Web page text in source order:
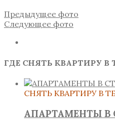
Предыдущее фото
Следующее фото
ГДЕ СНЯТЬ КВАРТИРУ В
СНЯТЬ КВАРТИРУ В
АПАРТАМЕНТЫ В